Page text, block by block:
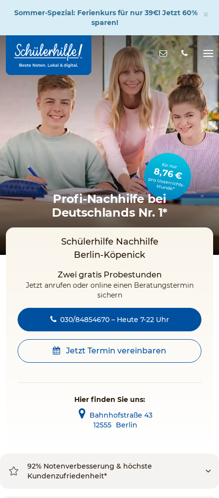
Hauptinhalt
Nachricht
für nur
8,76 €
pro Unterrichts­stunde*
Profi-Nachhilfe bei
Deutschlands Nr. 1*
Schülerhilfe Nachhilfe
Berlin-Köpenick
Zwei gratis Probestunden
Jetzt anrufen oder online einen Beratungstermin
sichern
030/84854670 – Heute 7-22 Uhr
Jetzt Termin vereinbaren
Hier finden Sie uns:
Bahnhofstraße 43
12555 Berlin
Sommer-Spezial: Ferienkurs für nur 39€! Jetzt 60%
sparen!
×
92% Notenverbesserung & höchste
Kundenzufriedenheit*